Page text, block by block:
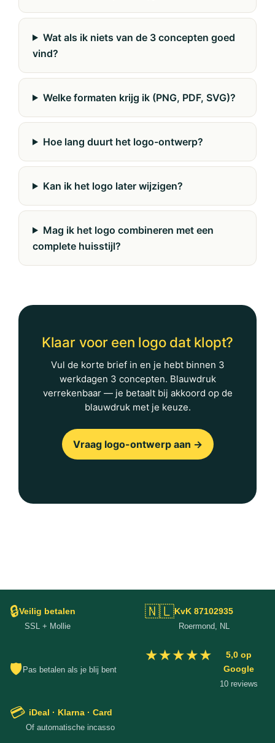
Wat als ik niets van de 3 concepten goed
vind?
Welke formaten krijg ik (PNG, PDF, SVG)?
Hoe lang duurt het logo-ontwerp?
Kan ik het logo later wijzigen?
Mag ik het logo combineren met een
complete huisstijl?
Klaar voor een logo dat klopt?
Vul de korte brief in en je hebt binnen 3
werkdagen 3 concepten. Blauwdruk
verrekenbaar — je betaalt bij akkoord op de
blauwdruk met je keuze.
Vraag logo-ontwerp aan →
🔒Veilig betalen
SSL + Mollie
🇳🇱KvK 87102935
Roermond, NL
🛡Pas betalen als je blij bent
★★★★★
5,0 op
Google
10 reviews
💳 iDeal · Klarna · Card
Of automatische incasso